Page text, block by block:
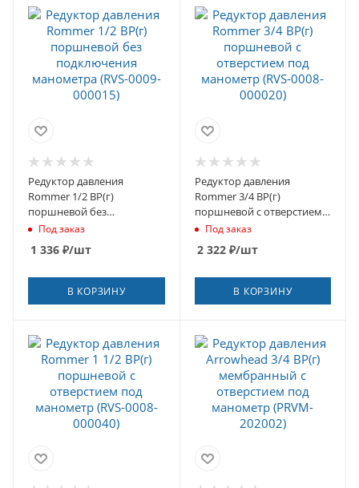
Редуктор давления
Rommer 1/2 ВР(г)
поршневой без
подключения манометра
Под заказ
1 336 ₽/шт
В КОРЗИНУ
Редуктор давления
Rommer 3/4 ВР(г)
поршневой с отверстием
под манометр (RVS-0008-
Под заказ
2 322₽/шт
В КОРЗИНУ